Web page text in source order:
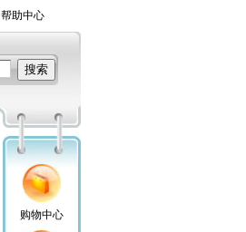
帮助中心
购物中心